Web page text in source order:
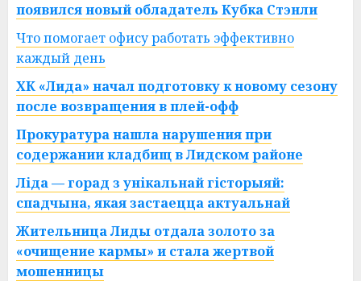
появился новый обладатель Кубка Стэнли
Что помогает офису работать эффективно
каждый день
ХК «Лида» начал подготовку к новому сезону
после возвращения в плей-офф
Прокуратура нашла нарушения при
содержании кладбищ в Лидском районе
Ліда — горад з унікальнай гісторыяй:
спадчына, якая застаецца актуальнай
Жительница Лиды отдала золото за
«очищение кармы» и стала жертвой
мошенницы